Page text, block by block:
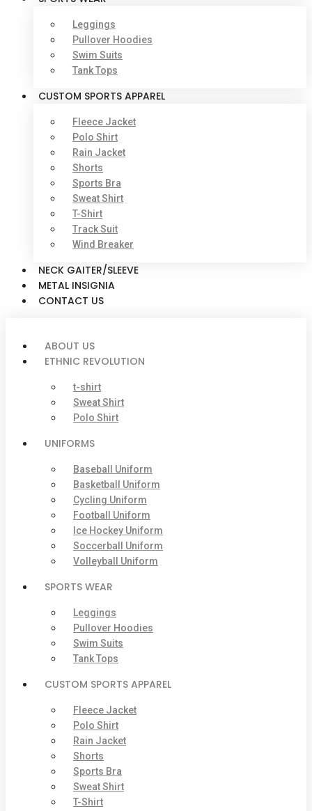
Leggings
Pullover Hoodies
Swim Suits
Tank Tops
CUSTOM SPORTS APPAREL
Fleece Jacket
Polo Shirt
Rain Jacket
Shorts
Sports Bra
Sweat Shirt
T-Shirt
Track Suit
Wind Breaker
NECK GAITER/SLEEVE
METAL INSIGNIA
CONTACT US
ABOUT US
ETHNIC REVOLUTION
t-shirt
Sweat Shirt
Polo Shirt
UNIFORMS
Baseball Uniform
Basketball Uniform
Cycling Uniform
Football Uniform
Ice Hockey Uniform
Soccerball Uniform
Volleyball Uniform
SPORTS WEAR
Leggings
Pullover Hoodies
Swim Suits
Tank Tops
CUSTOM SPORTS APPAREL
Fleece Jacket
Polo Shirt
Rain Jacket
Shorts
Sports Bra
Sweat Shirt
T-Shirt